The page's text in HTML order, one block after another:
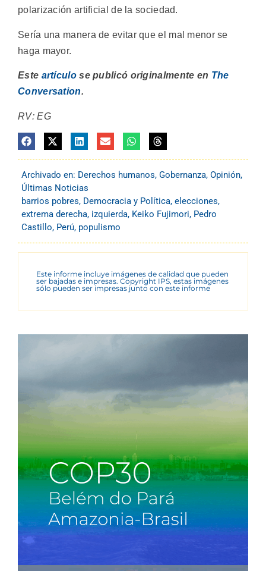
polarización artificial de la sociedad.
Sería una manera de evitar que el mal menor se
haga mayor.
Este artículose publicó originalmente en The
Conversation.
RV: EG
Archivado en: Derechos humanos, Gobernanza, Opinión,
Últimas Noticias
barrios pobres, Democracia y Política, elecciones,
extrema derecha, izquierda, Keiko Fujimori, Pedro
Castillo, Perú, populismo
Este informe incluye imágenes de calidad que pueden
ser bajadas e impresas. Copyright IPS, estas imágenes
sólo pueden ser impresas junto con este informe